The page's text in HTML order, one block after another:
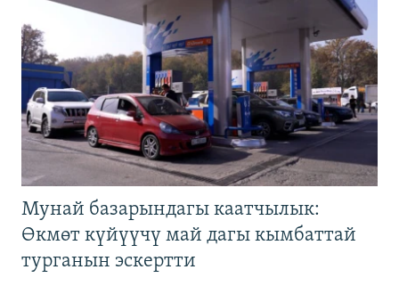
Мунай базарындагы каатчылык:
Өкмөт күйүүчү май дагы кымбаттай
турганын эскертти